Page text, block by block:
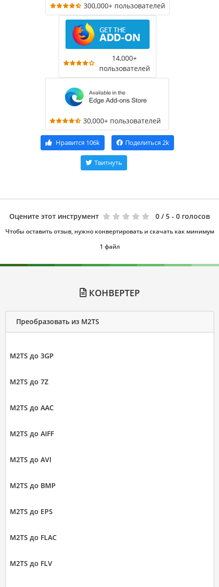
300,000+ пользователей
14,000+
пользователей
30,000+ пользователей
Нравится 106k Поделиться 2k
Твитнуть
Оцените этот инструмент 0 / 5 - 0 голосов
Чтобы оставить отзыв, нужно конвертировать и скачать как минимум
1 файл
КОНВЕРТЕР
Преобразовать из M2TS
M2TS до 3GP
M2TS до 7Z
M2TS до AAC
M2TS до AIFF
M2TS до AVI
M2TS до BMP
M2TS до EPS
M2TS до FLAC
M2TS до FLV